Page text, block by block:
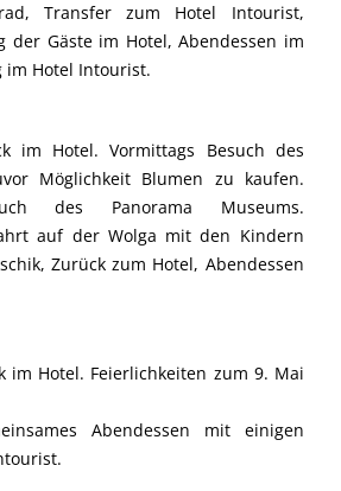
Transfer zum Hotel Intourist,
der Gäste im Hotel, Abendessen im
Hotel Intourist.
im Hotel. Vormittags Besuch des
Möglichkeit Blumen zu kaufen.
des Panorama Museums.
auf der Wolga mit den Kindern
Zurück zum Hotel, Abendessen
im Hotel. Feierlichkeiten zum 9. Mai
Abendessen mit einigen